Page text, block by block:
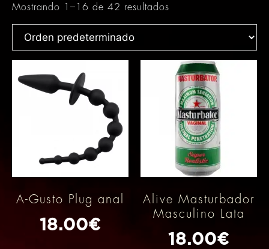
Mostrando 1–16 de 42 resultados
A-Gusto Plug anal
18.00€
Alive Masturbador
Masculino Lata
18.00€